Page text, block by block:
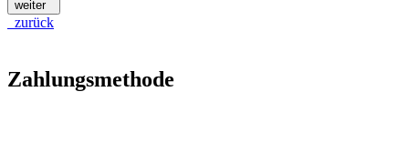
weiter
zurück
Zahlungsmethode